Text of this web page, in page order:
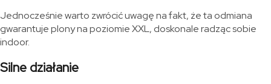
Jednocześnie warto zwrócić uwagę na fakt, że ta odmiana
gwarantuje plony na poziomie XXL, doskonale radząc sobie
indoor.
Silne działanie